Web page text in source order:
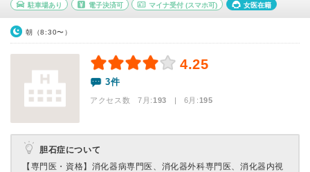
駐車場あり 電子決済可 マイナ受付 (スマホ可) 女医在籍
朝（8:30〜）
4.25
3件
アクセス数 7月:193 | 6月:195
胆石症について
【専門医・資格】 消化器病専門医、消化器外科専門医、消化器内視